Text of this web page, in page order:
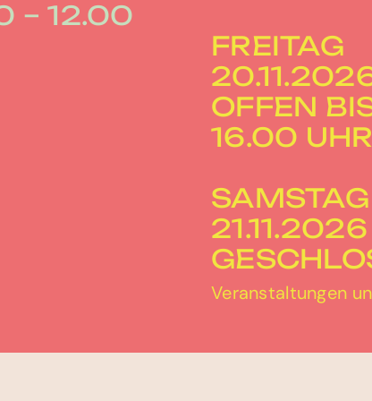
– 12.00
FREITAG
OFFEN
16.00 UHR
SAMSTAG
21.11.2026
Veranstaltungen